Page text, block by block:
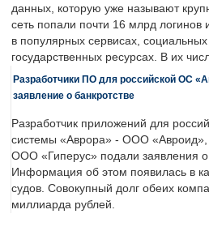
данных, которую уже называют
сеть попали почти 16 млрд логинов
в популярных сервисах,
государственных ресурсах. В их
Разработчики ПО для российской ОС
заявление о банкротстве
Разработчик приложений для
системы «Аврора» - ООО «Авроид»,
ООО «Гиперус» подали заявления о
Информация об этом появилась в
судов. Совокупный долг обеих
миллиарда рублей.